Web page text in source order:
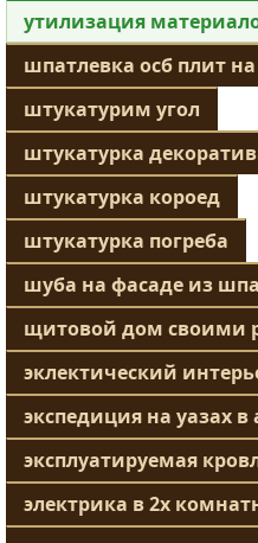
утилизация
шпатлевка осб плит
штукатурим угол
штукатурка
штукатурка короед
штукатурка погреба
шуба на фасаде из
щитовой дом своими
эклектический
экспедиция на уазах
эксплуатируемая
электрика в 2х